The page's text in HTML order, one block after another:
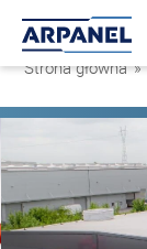
Strona główna »